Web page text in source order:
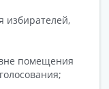
избирателей,
помещения